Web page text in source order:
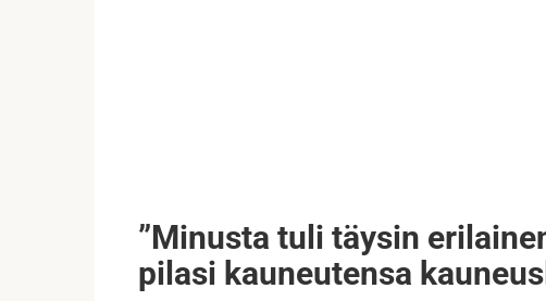
”Minusta tuli täysin
pilasi kauneutensa